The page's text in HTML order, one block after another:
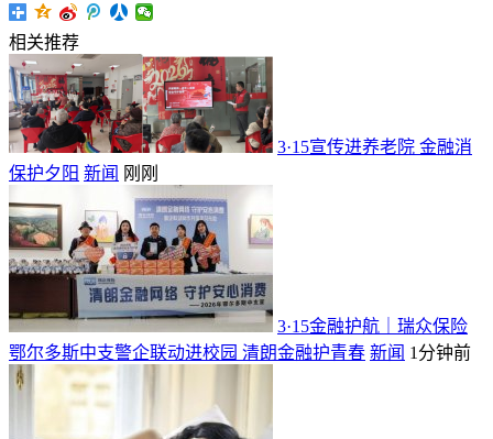
相关推荐
3·15宣传进养老院 金融消
保护夕阳 新闻 刚刚
3·15金融护航｜瑞众保险
鄂尔多斯中支警企联动进校园 清朗金融护青春 新闻 1分钟前